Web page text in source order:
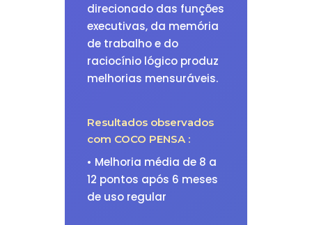
direcionado das funções
executivas, da memória
de trabalho e do
raciocínio lógico produz
melhorias mensuráveis.
Resultados observados
com COCO PENSA :
• Melhoria média de 8 a
12 pontos após 6 meses
de uso regular